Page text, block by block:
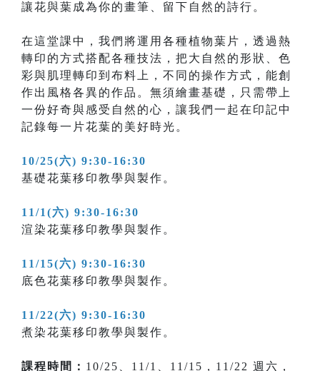
讓花與葉成為你的畫筆、留下自然的詩行。
在這堂課中，我們將運用各種植物葉片，透過熱
轉印的方式搭配各種技法，把大自然的形狀、色
彩與肌理轉印到布料上，不同的操作方式，能創
作出風格各異的作品。無須繪畫基礎，只需帶上
一份好奇與感受自然的心，讓我們一起在印記中
記錄每一片花葉的美好時光。
10/25(六) 9:30-16:30
基礎花葉移印教學與製作。
11/1(六) 9:30-16:30
渲染花葉移印教學與製作。
11/15(六) 9:30-16:30
底色花葉移印教學與製作。
11/22(六) 9:30-16:30
煮染花葉移印教學與製作。
課程時間： 10/25、11/1、11/15，11/22 週六，